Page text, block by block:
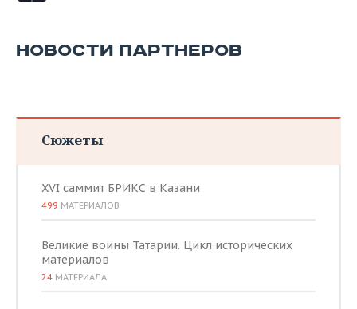
НОВОСТИ ПАРТНЕРОВ
Сюжеты
XVI саммит БРИКС в Казани
499 МАТЕРИАЛОВ
Великие воины Татарии. Цикл исторических
материалов
24 МАТЕРИАЛА